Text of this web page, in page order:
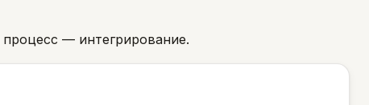
— интегрирование.